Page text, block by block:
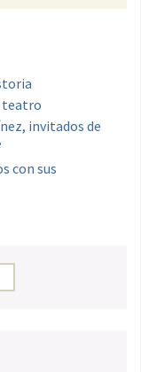
teatro
invitados de
con sus